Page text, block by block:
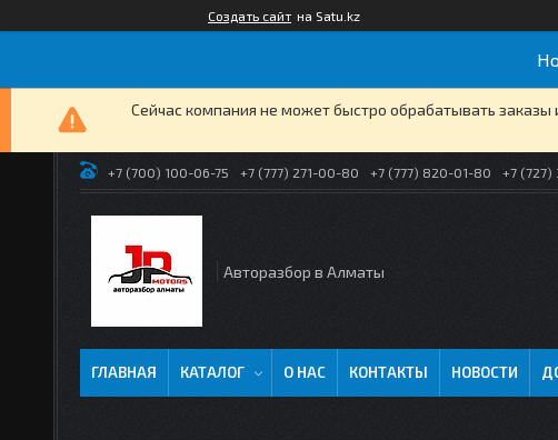
Создать сайт на Satu.kz
Сейчас компания не может быстро обрабатывать
+7 (700) 100-06-75 +7 (777) 271-00-80 +7 (777) 820-01-80 +7
Авторазбор в Алматы
ГЛАВНАЯ КАТАЛОГ О НАС КОНТАКТЫ НОВОСТИ